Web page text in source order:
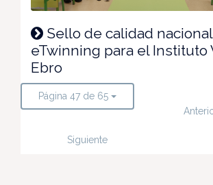
Sello de calidad nacional
eTwinning para el Instituto
Ebro
Página 47 de 65
Siguiente